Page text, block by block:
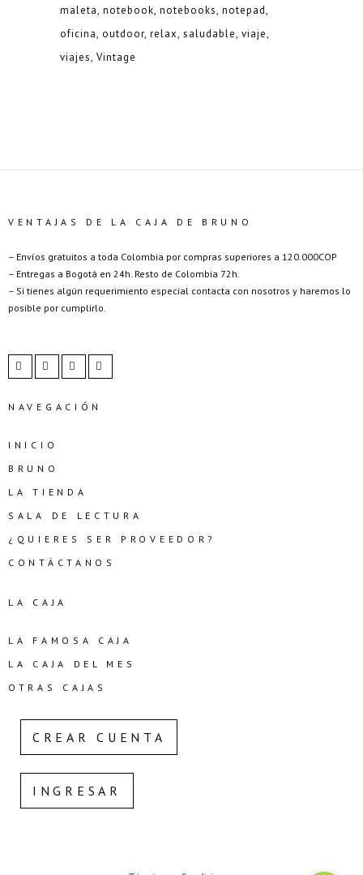
maleta notebook notebooks notepad
oficina outdoor relax saludable viaje
viajes Vintage
VENTAJAS DE LA CAJA DE BRUNO
– Envíos gratuitos a toda Colombia por compras superiores a 120.000COP
– Entregas a Bogotá en 24h. Resto de Colombia 72h.
– Si tienes algún requerimiento especial contacta con nosotros y haremos lo
posible por cumplirlo.
NAVEGACIÓN
INICIO
BRUNO
LA TIENDA
SALA DE LECTURA
¿QUIERES SER PROVEEDOR?
CONTÁCTANOS
LA CAJA
LA FAMOSA CAJA
LA CAJA DEL MES
OTRAS CAJAS
CREAR CUENTA
INGRESAR